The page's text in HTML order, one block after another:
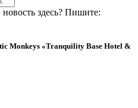
здесь? Пишите:
Monkeys «Tranquility Base Hotel &